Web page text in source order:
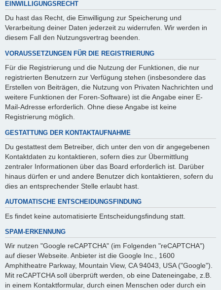
EINWILLIGUNGSRECHT
Du hast das Recht, die Einwilligung zur Speicherung und
Verarbeitung deiner Daten jederzeit zu widerrufen. Wir werden in
diesem Fall den Nutzungsvertrag beenden.
VORAUSSETZUNGEN FÜR DIE REGISTRIERUNG
Für die Registrierung und die Nutzung der Funktionen, die nur
registrierten Benutzern zur Verfügung stehen (insbesondere das
Erstellen von Beiträgen, die Nutzung von Privaten Nachrichten und
weitere Funktionen der Foren-Software) ist die Angabe einer E-
Mail-Adresse erforderlich. Ohne diese Angabe ist keine
Registrierung möglich.
GESTATTUNG DER KONTAKTAUFNAHME
Du gestattest dem Betreiber, dich unter den von dir angegebenen
Kontaktdaten zu kontaktieren, sofern dies zur Übermittlung
zentraler Informationen über das Board erforderlich ist. Darüber
hinaus dürfen er und andere Benutzer dich kontaktieren, sofern du
dies an entsprechender Stelle erlaubt hast.
AUTOMATISCHE ENTSCHEIDUNGSFINDUNG
Es findet keine automatisierte Entscheidungsfindung statt.
SPAM-ERKENNUNG
Wir nutzen "Google reCAPTCHA" (im Folgenden "reCAPTCHA")
auf dieser Webseite. Anbieter ist die Google Inc., 1600
Amphitheatre Parkway, Mountain View, CA 94043, USA ("Google").
Mit reCAPTCHA soll überprüft werden, ob eine Dateneingabe, z.B.
in einem Kontaktformular, durch einen Menschen oder durch ein